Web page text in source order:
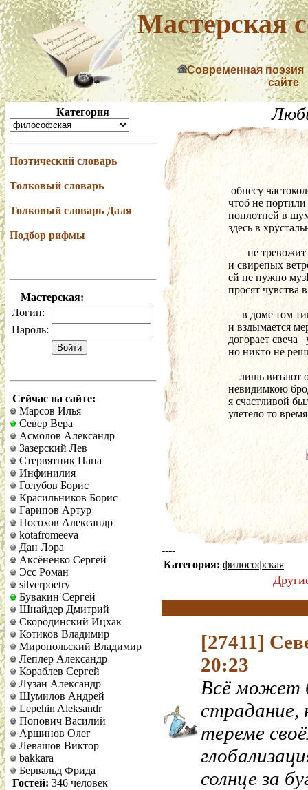
Мастерская
Современная поэзия
сайте
Категория
Поэтический словарь
Толковый словарь
Толковый словарь Даля
Подбор рифмы
Мастерская:
Логин:
Пароль:
Сейчас на сайте:
Марсов Илья
Север Вера
Асмолов Александр
Зазерский Лев
Стервятник Папа
Инфинилия
Голубов Борис
Красильников Борис
Гарипов Артур
Посохов Александр
kotafromeeva
Дан Лора
Аксёненко Сергей
Эсс Роман
silverpoetry
Бувакин Сергей
Шнайдер Дмитрий
Скородинский Ицхак
Котиков Владимир
Миропольский Владимир
Леплер Александр
Кораблев Сергей
Лузан Александр
Шумилов Андрей
Lepehin Aleksandr
Попович Василий
Аршинов Олег
Левашов Виктор
bakkara
Бервальд Фрида
Гостей: 346 человек
обнесу
чтоб не
поплотней в
здесь в
не тревожит
и свирепых
ей не нужно
просят чувства
в доме том
и вздымается
догорает свеча
но никто не
лишь витают
невидимкою
я счастливой
улетело то
----
Категория: философская
[27411]
20:23
Всё может
страдание,
тереме
солнце за